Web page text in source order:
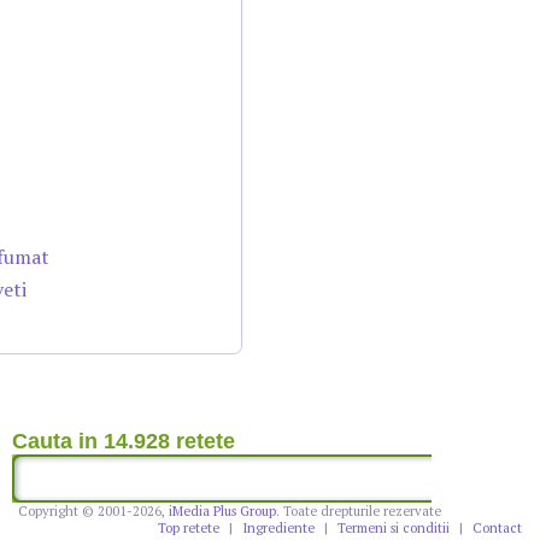
Cauta in 14.928 retete
Copyright © 2001-2026, iMedia Plus Group. Toate drepturile rezervate
Top retete
| Ingrediente | Termeni si conditii | Contact